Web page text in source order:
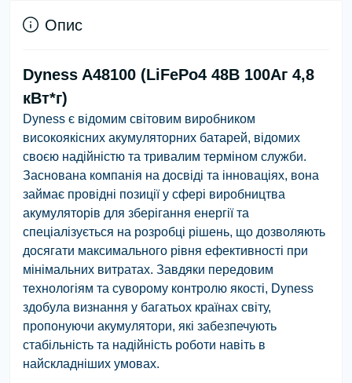
Опис
Dyness A48100 (LiFePo4 48В 100Аг 4,8
кВт*г)
Dyness є відомим світовим виробником
високоякісних акумуляторних батарей, відомих
своєю надійністю та тривалим терміном служби.
Заснована компанія на досвіді та інноваціях, вона
займає провідні позиції у сфері виробництва
акумуляторів для зберігання енергії та
спеціалізується на розробці рішень, що дозволяють
досягати максимального рівня ефективності при
мінімальних витратах. Завдяки передовим
технологіям та суворому контролю якості, Dyness
здобула визнання у багатьох країнах світу,
пропонуючи акумулятори, які забезпечують
стабільність та надійність роботи навіть в
найскладніших умовах.